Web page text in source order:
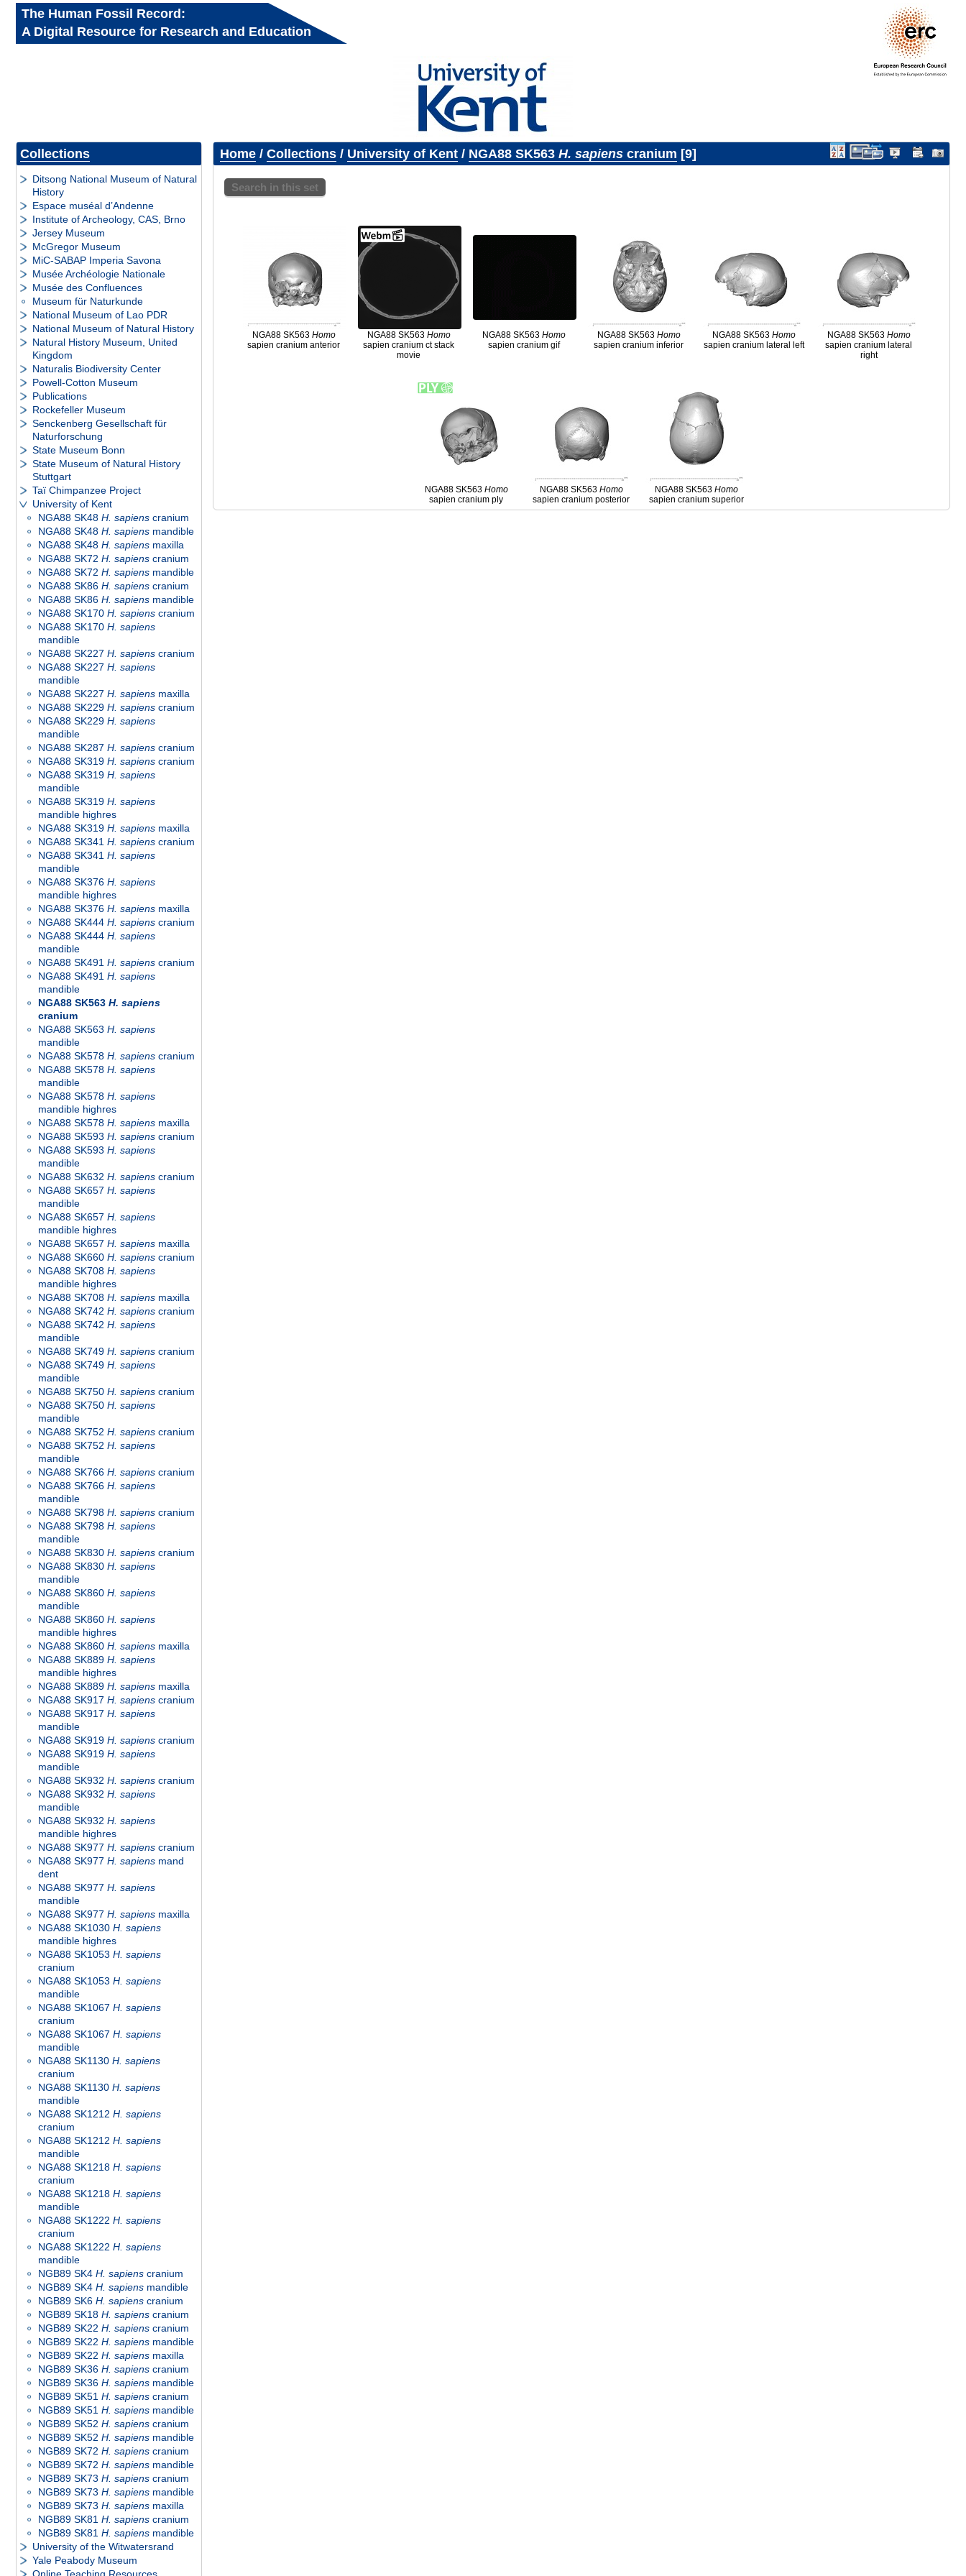
The Human Fossil Record:
A Digital Resource for Research and Education
Collections
Ditsong National Museum of Natural
History
Espace muséal d’Andenne
Institute of Archeology, CAS, Brno
Jersey Museum
McGregor Museum
MiC-SABAP Imperia Savona
Musée Archéologie Nationale
Musée des Confluences
Museum für Naturkunde
National Museum of Lao PDR
National Museum of Natural History
Natural History Museum, United
Kingdom
Naturalis Biodiversity Center
Powell-Cotton Museum
Publications
Rockefeller Museum
Senckenberg Gesellschaft für
Naturforschung
State Museum Bonn
State Museum of Natural History
Stuttgart
Taï Chimpanzee Project
University of Kent
NGA88 SK48 H. sapiens cranium
NGA88 SK48 H. sapiens mandible
NGA88 SK48 H. sapiens maxilla
NGA88 SK72 H. sapiens cranium
NGA88 SK72 H. sapiens mandible
NGA88 SK86 H. sapiens cranium
NGA88 SK86 H. sapiens mandible
NGA88 SK170 H. sapiens cranium
NGA88 SK170 H. sapiens
mandible
NGA88 SK227 H. sapiens cranium
NGA88 SK227 H. sapiens
mandible
NGA88 SK227 H. sapiens maxilla
NGA88 SK229 H. sapiens cranium
NGA88 SK229 H. sapiens
mandible
NGA88 SK287 H. sapiens cranium
NGA88 SK319 H. sapiens cranium
NGA88 SK319 H. sapiens
mandible
NGA88 SK319 H. sapiens
mandible highres
NGA88 SK319 H. sapiens maxilla
NGA88 SK341 H. sapiens cranium
NGA88 SK341 H. sapiens
mandible
NGA88 SK376 H. sapiens
mandible highres
NGA88 SK376 H. sapiens maxilla
NGA88 SK444 H. sapiens cranium
NGA88 SK444 H. sapiens
mandible
NGA88 SK491 H. sapiens cranium
NGA88 SK491 H. sapiens
mandible
NGA88 SK563 H. sapiens
cranium
NGA88 SK563 H. sapiens
mandible
NGA88 SK578 H. sapiens cranium
NGA88 SK578 H. sapiens
mandible
NGA88 SK578 H. sapiens
mandible highres
NGA88 SK578 H. sapiens maxilla
NGA88 SK593 H. sapiens cranium
NGA88 SK593 H. sapiens
mandible
NGA88 SK632 H. sapiens cranium
NGA88 SK657 H. sapiens
mandible
NGA88 SK657 H. sapiens
mandible highres
NGA88 SK657 H. sapiens maxilla
NGA88 SK660 H. sapiens cranium
NGA88 SK708 H. sapiens
mandible highres
NGA88 SK708 H. sapiens maxilla
NGA88 SK742 H. sapiens cranium
NGA88 SK742 H. sapiens
mandible
NGA88 SK749 H. sapiens cranium
NGA88 SK749 H. sapiens
mandible
NGA88 SK750 H. sapiens cranium
NGA88 SK750 H. sapiens
mandible
NGA88 SK752 H. sapiens cranium
NGA88 SK752 H. sapiens
mandible
NGA88 SK766 H. sapiens cranium
NGA88 SK766 H. sapiens
mandible
NGA88 SK798 H. sapiens cranium
NGA88 SK798 H. sapiens
mandible
NGA88 SK830 H. sapiens cranium
NGA88 SK830 H. sapiens
mandible
NGA88 SK860 H. sapiens
mandible
NGA88 SK860 H. sapiens
mandible highres
NGA88 SK860 H. sapiens maxilla
NGA88 SK889 H. sapiens
mandible highres
NGA88 SK889 H. sapiens maxilla
NGA88 SK917 H. sapiens cranium
NGA88 SK917 H. sapiens
mandible
NGA88 SK919 H. sapiens cranium
NGA88 SK919 H. sapiens
mandible
NGA88 SK932 H. sapiens cranium
NGA88 SK932 H. sapiens
mandible
NGA88 SK932 H. sapiens
mandible highres
NGA88 SK977 H. sapiens cranium
NGA88 SK977 H. sapiens mand
dent
NGA88 SK977 H. sapiens
mandible
NGA88 SK977 H. sapiens maxilla
NGA88 SK1030 H. sapiens
mandible highres
NGA88 SK1053 H. sapiens
cranium
NGA88 SK1053 H. sapiens
mandible
NGA88 SK1067 H. sapiens
cranium
NGA88 SK1067 H. sapiens
mandible
NGA88 SK1130 H. sapiens
cranium
NGA88 SK1130 H. sapiens
mandible
NGA88 SK1212 H. sapiens
cranium
NGA88 SK1212 H. sapiens
mandible
NGA88 SK1218 H. sapiens
cranium
NGA88 SK1218 H. sapiens
mandible
NGA88 SK1222 H. sapiens
cranium
NGA88 SK1222 H. sapiens
mandible
NGB89 SK4 H. sapiens cranium
NGB89 SK4 H. sapiens mandible
NGB89 SK6 H. sapiens cranium
NGB89 SK18 H. sapiens cranium
NGB89 SK22 H. sapiens cranium
NGB89 SK22 H. sapiens mandible
NGB89 SK22 H. sapiens maxilla
NGB89 SK36 H. sapiens cranium
NGB89 SK36 H. sapiens mandible
NGB89 SK51 H. sapiens cranium
NGB89 SK51 H. sapiens mandible
NGB89 SK52 H. sapiens cranium
NGB89 SK52 H. sapiens mandible
NGB89 SK72 H. sapiens cranium
NGB89 SK72 H. sapiens mandible
NGB89 SK73 H. sapiens cranium
NGB89 SK73 H. sapiens mandible
NGB89 SK73 H. sapiens maxilla
NGB89 SK81 H. sapiens cranium
NGB89 SK81 H. sapiens mandible
University of the Witwatersrand
Yale Peabody Museum
Home/ Collections/ University of Kent/ NGA88 SK563 H. sapienscranium 9
Search in this set
NGA88 SK563 Homo
sapien cranium anterior
NGA88 SK563 Homo
sapien cranium ct stack
movie
NGA88 SK563 Homo
sapien cranium gif
NGA88 SK563 Homo
sapien cranium inferior
NGA88 SK563 Homo
sapien cranium lateral left
NGA88 SK563 Homo
sapien cranium lateral
right
NGA88 SK563 Homo
sapien cranium ply
NGA88 SK563 Homo
sapien cranium posterior
NGA88 SK563 Homo
sapien cranium superior